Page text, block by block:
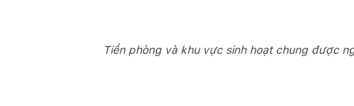
Tiền phòng và khu vực sinh hoạt chung được